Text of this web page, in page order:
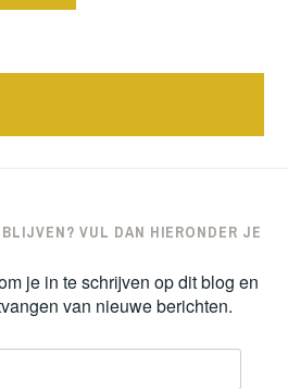
VUL DAN HIERONDER JE
je in te schrijven op dit blog en
van nieuwe berichten.